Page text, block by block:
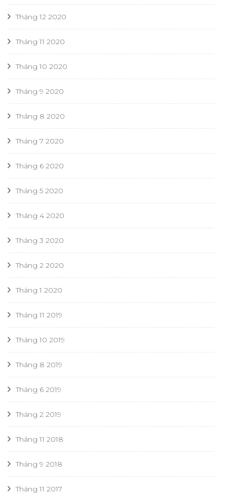
Tháng 12 2020
Tháng 11 2020
Tháng 10 2020
Tháng 9 2020
Tháng 8 2020
Tháng 7 2020
Tháng 6 2020
Tháng 5 2020
Tháng 4 2020
Tháng 3 2020
Tháng 2 2020
Tháng 1 2020
Tháng 11 2019
Tháng 10 2019
Tháng 8 2019
Tháng 6 2019
Tháng 2 2019
Tháng 11 2018
Tháng 9 2018
Tháng 11 2017